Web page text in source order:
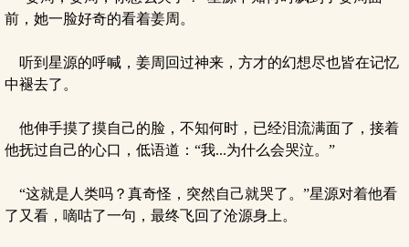
前，她一脸好奇的看着姜周。
听到星源的呼喊，姜周回过神来，方才的幻想尽也皆在记忆
中褪去了。
他伸手摸了摸自己的脸，不知何时，已经泪流满面了，接着
他抚过自己的心口，低语道：“我...为什么会哭泣。”
“这就是人类吗？真奇怪，突然自己就哭了。”星源对着他看
了又看，嘀咕了一句，最终飞回了沧源身上。